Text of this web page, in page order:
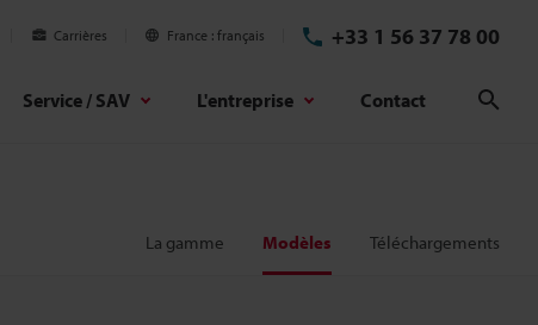
Carrières France français +33 1 56 37 78 00
Service / SAV L'entreprise Contact
La gamme Modèles Téléchargements